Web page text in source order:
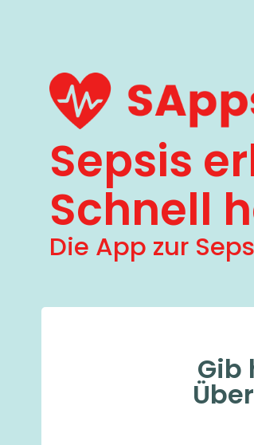
Sepsis
Schnell
Die App zur
Gib